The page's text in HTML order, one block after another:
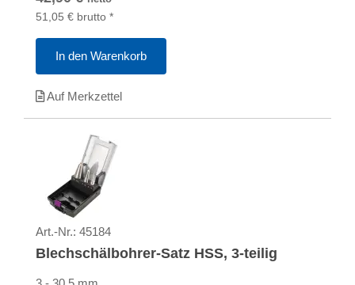
51,05 € brutto *
In den Warenkorb
Auf Merkzettel
Art.-Nr.: 45184
Blechschälbohrer-Satz HSS, 3-teilig